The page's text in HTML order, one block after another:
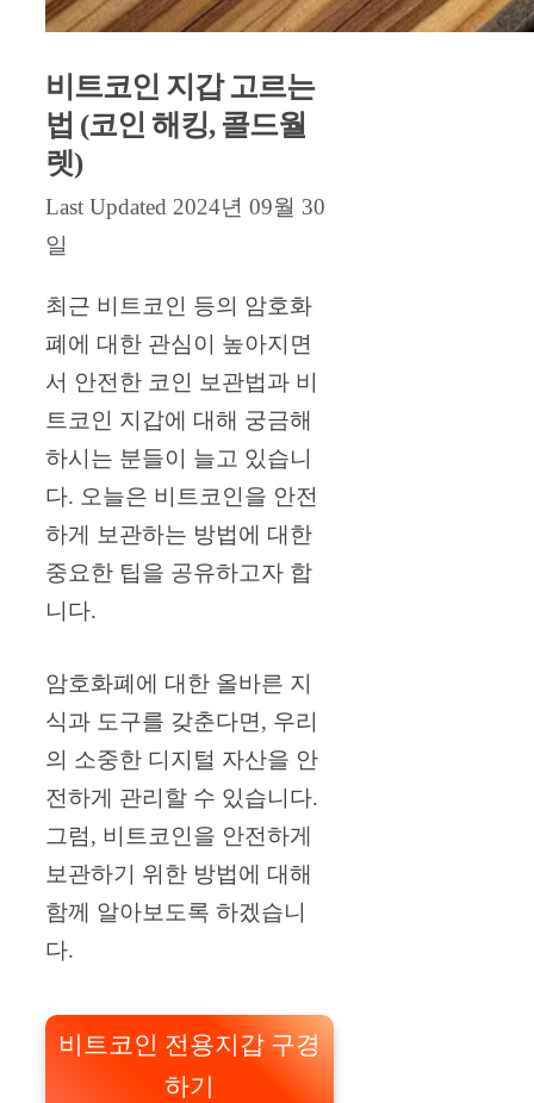
비트코인 지갑 고르는
법 (코인 해킹, 콜드월
렛)
2024년 09월 30
일
최근 비트코인 등의 암호화
폐에 대한 관심이 높아지면
서 안전한 코인 보관법과 비
트코인 지갑에 대해 궁금해
하시는 분들이 늘고 있습니
다. 오늘은 비트코인을 안전
하게 보관하는 방법에 대한
중요한 팁을 공유하고자 합
니다.
암호화폐에 대한 올바른 지
식과 도구를 갖춘다면, 우리
의 소중한 디지털 자산을 안
전하게 관리할 수 있습니다.
그럼, 비트코인을 안전하게
보관하기 위한 방법에 대해
함께 알아보도록 하겠습니
다.
비트코인 전용지갑 구경
하기